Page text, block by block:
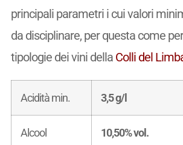
principali parametri i cui valori
da disciplinare, per questa come
tipologie dei vini della Colli del
Acidità min. 3,5 g/l
Alcool 10,50% vol.